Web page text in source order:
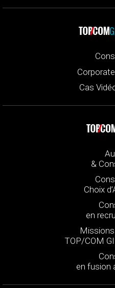
Cas
&
Choix
en
TOP/COM
en fusion